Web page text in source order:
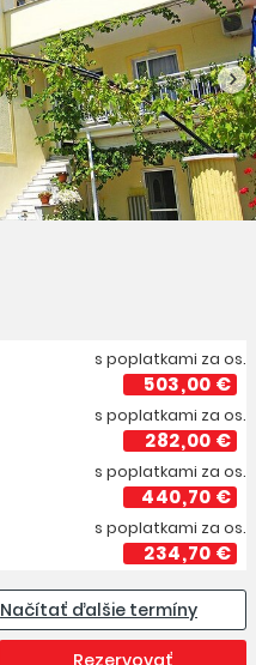
s poplatkami za os.
503,00 €
s poplatkami za os.
282,00 €
s poplatkami za os.
440,70 €
s poplatkami za os.
234,70 €
Načítať ďalšie termíny
Rezervovať